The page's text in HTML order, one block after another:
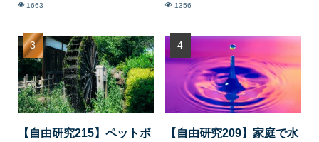
1663 1356
【自由研究215】ペットボ
【自由研究209】家庭で水